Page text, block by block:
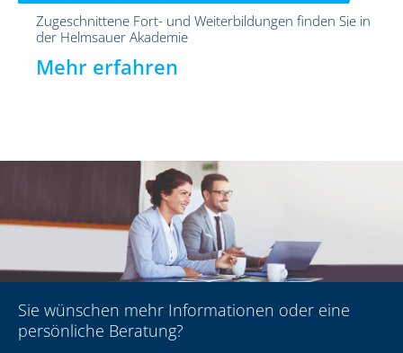
Zugeschnittene Fort- und Weiterbildungen finden Sie in
der Helmsauer Akademie
Mehr erfahren
Sie wünschen mehr Informationen oder eine
persönliche Beratung?